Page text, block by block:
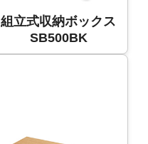
組立式収納ボックス
SB500BK